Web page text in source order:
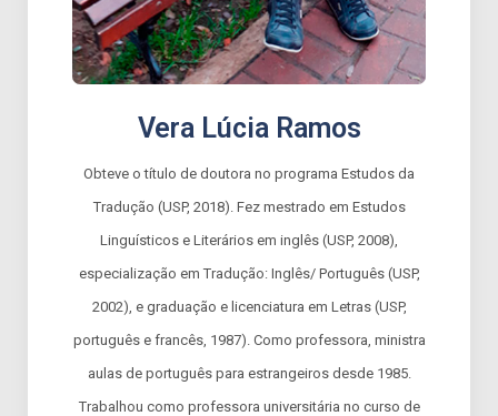
Vera Lúcia Ramos
Obteve o título de doutora no programa Estudos da
Tradução (USP, 2018). Fez mestrado em Estudos
Linguísticos e Literários em inglês (USP, 2008),
especialização em Tradução: Inglês/ Português (USP,
2002), e graduação e licenciatura em Letras (USP,
português e francês, 1987). Como professora, ministra
aulas de português para estrangeiros desde 1985.
Trabalhou como professora universitária no curso de